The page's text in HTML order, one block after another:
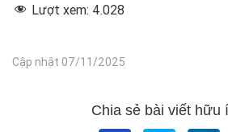
Lượt xem: 4.028
Cập nhật 07/11/2025
Chia sẻ bài viết hữu